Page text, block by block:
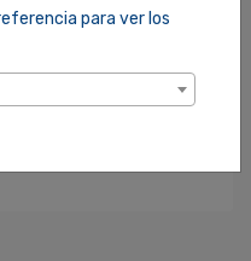
para ver los